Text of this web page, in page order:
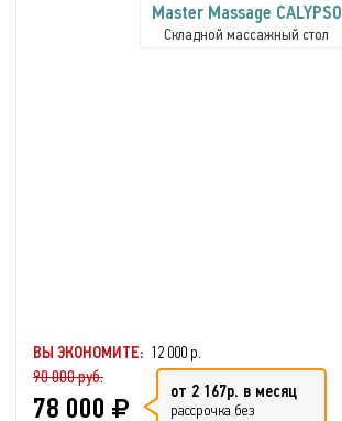
Master Massage CALYPSO
Складной массажный стол
ВЫ ЭКОНОМИТЕ: 12 000 р.
90 000 руб.
78 000 от 2 167р. в месяц
рассрочка без